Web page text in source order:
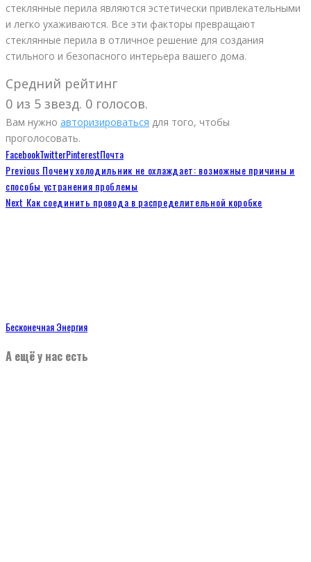
стеклянные перила являются эстетически привлекательными
и легко ухаживаются. Все эти факторы превращают
стеклянные перила в отличное решение для создания
стильного и безопасного интерьера вашего дома.
Средний рейтинг
0 из 5 звезд. 0 голосов.
Вам нужно авторизироваться для того, чтобы
проголосовать.
FacebookTwitterPinterestПочта
Previous Почему холодильник не охлаждает: возможные причины и
способы устранения проблемы
Next Как соединить провода в распределительной коробке
Бесконечная Энергия
А ещё у нас есть